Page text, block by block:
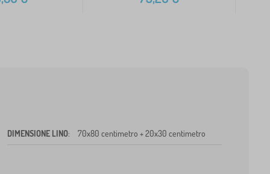
DIMENSIONE LINO: 70x80 centimetro + 20x30 centimetro